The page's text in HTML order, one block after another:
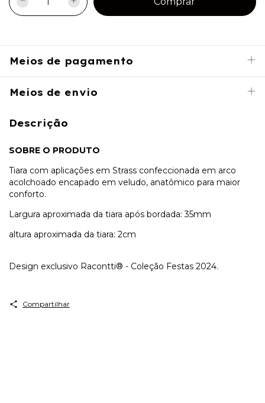
Meios de pagamento
Meios de envio
Descrição
SOBRE O PRODUTO
Tiara com aplicações em Strass confeccionada em arco
acolchoado encapado em veludo, anatômico para maior
conforto.
Largura aproximada da tiara após bordada: 35mm
altura aproximada da tiara: 2cm
Design exclusivo Racontti® - Coleção Festas 2024.
Compartilhar